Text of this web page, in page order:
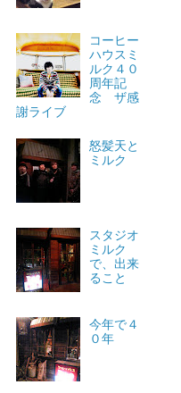
コーヒー
ハウスミ
ルク４０
周年記
念 ザ感
謝ライブ
怒髪天と
ミルク
スタジオ
ミルク
で、出来
ること
今年で４
０年